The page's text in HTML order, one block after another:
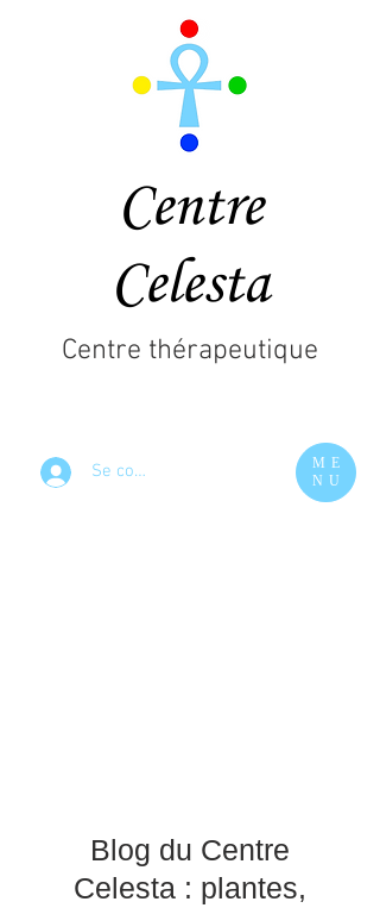
Centre
Celesta
Se connecter
ME
NU
Centre thérapeutique
Blog du Centre
Celesta : plantes,